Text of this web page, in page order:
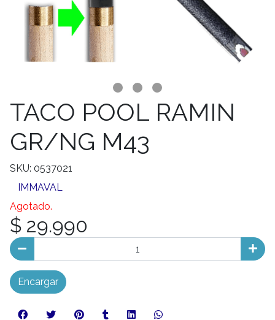
TACO POOL RAMIN
GR/NG M43
SKU: 0537021
IMMAVAL
Agotado.
$ 29.990
Encargar